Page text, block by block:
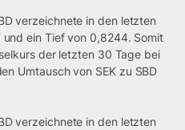
verzeichnete in den letzten
ein Tief von 0,8244. Somit
der letzten 30 Tage bei
Umtausch von SEK zu SBD
verzeichnete in den letzten